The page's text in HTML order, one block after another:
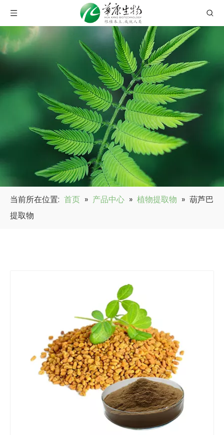
当前所在位置: 首页 » 产品中心 » 植物提取物 » 葫芦巴
提取物